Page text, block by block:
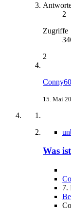
2
Zugriffe
2
Conny60
15. Mai
Was
7.